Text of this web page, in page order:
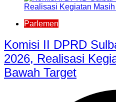
Parlemen
Komisi II DPRD
2026, Realisasi
Bawah Target